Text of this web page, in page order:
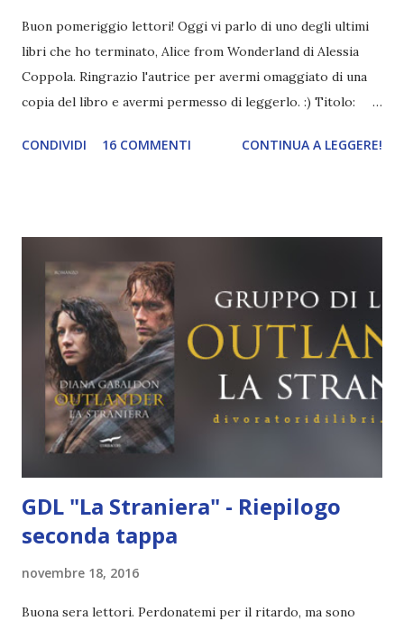
Buon pomeriggio lettori! Oggi vi parlo di uno degli ultimi
libri che ho terminato, Alice from Wonderland di Alessia
Coppola. Ringrazio l'autrice per avermi omaggiato di una
copia del libro e avermi permesso di leggerlo. :) Titolo:
from Wonderland #1 Pagine: 279 Editore: Dunwich Edizioni
più la bambina sprovveduta che vagheggiava tra labirinti di
carte. È una giovane innamorata, alla ricerca della propria
identità. Per trovarla viaggerà nel tempo e oltre il
tangibile. Scrittori, scienziati, circensi e matti sono i suoi
compagni in uno straordinario viaggio verso una meta
impossibile. Sottomondo non è mai stato così sopra. Che
la magia abbia inizio, ...
CONDIVIDI 16 COMMENTI CONTINUA A LEGGERE!
GDL "La Straniera" - Riepilogo
seconda tappa
novembre 18, 2016
Buona sera lettori. Perdonatemi per il ritardo, ma sono